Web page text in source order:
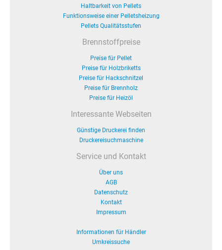
Haltbarkeit von Pellets
Funktionsweise einer Pelletsheizung
Pellets Qualitätsstufen
Brennstoffpreise
Preise für Pellet
Preise für Holzbriketts
Preise für Hackschnitzel
Preise für Brennholz
Preise für Heizöl
Interessante Webseiten
Günstige Druckerei finden
Druckereisuchmaschine
Service und Kontakt
Über uns
AGB
Datenschutz
Kontakt
Impressum
Informationen für Händler
Umkreissuche